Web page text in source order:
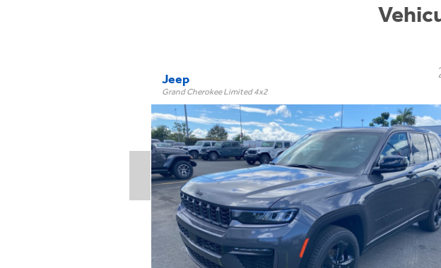
Jeep
Grand Cherokee Limited 4x2
Trim: Limited 4x2
Trans: Automatic
Color: Gray
Precio: $70,995†
OR BEST OFFER